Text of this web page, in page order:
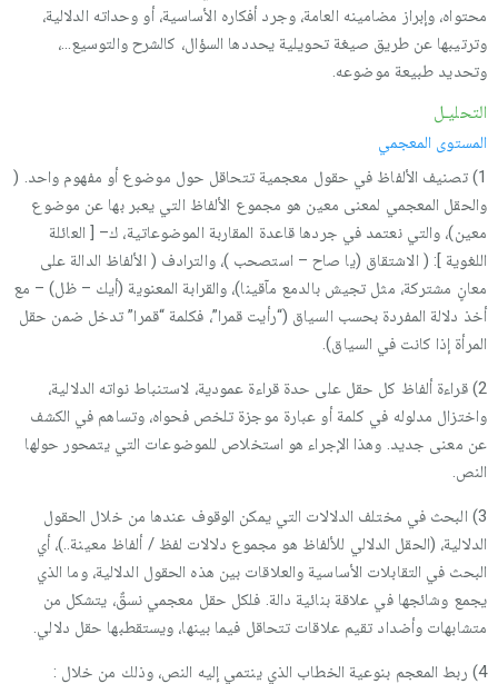
محتواه، وإبراز مضامينه العامة، وجرد أفكاره الأساسية، أو وحداته الدلالية،
وترتيبها عن طريق صيغة تحويلية يحددها السؤال، كالشرح والتوسيع…،
وتحديد طبيعة موضوعه.
التحليـل
المستوى المعجمي
1) تصنيف الألفاظ في حقول معجمية تتحاقل حول موضوع أو مفهوم واحد. (
والحقل المعجمي لمعنى معين هو مجموع الألفاظ التي يعبر بها عن موضوع
معين)، والتي نعتمد في جردها قاعدة المقاربة الموضوعاتية، ك– [ العائلة
اللغوية ]: ( الاشتقاق (يا صاح – استصحب )، والترادف ( الألفاظ الدالة على
معانٍ مشتركة، مثل تجيش بالدمع مآقينا)، والقرابة المعنوية (أيك – ظل) – مع
أخذ دلالة المفردة بحسب السياق (“رأيت قمرا”، فكلمة “قمرا” تدخل ضمن حقل
المرأة إذا كانت في السياق).
2) قراءة ألفاظ كل حقل على حدة قراءة عمودية، لاستنباط نواته الدلالية،
واختزال مدلوله في كلمة أو عبارة موجزة تلخص فحواه، وتساهم في الكشف
عن معنى جديد. وهذا الإجراء هو استخلاص للموضوعات التي يتمحور حولها
النص.
3) البحث في مختلف الدلالات التي يمكن الوقوف عندها من خلال الحقول
الدلالية، (الحقل الدلالي للألفاظ هو مجموع دلالات لفظ / ألفاظ معينة..)، أي
البحث في التقابلات الأساسية والعلاقات بين هذه الحقول الدلالية، وما الذي
يجمع وشائجها في علاقة بنائية دالة. فلكل حقل معجمي نسقٌ، يتشكل من
متشابهات وأضداد تقيم علاقات تتحاقل فيما بينها، ويستقطبها حقل دلالي.
4) ربط المعجم بنوعية الخطاب الذي ينتمي إليه النص، وذلك من خلال :